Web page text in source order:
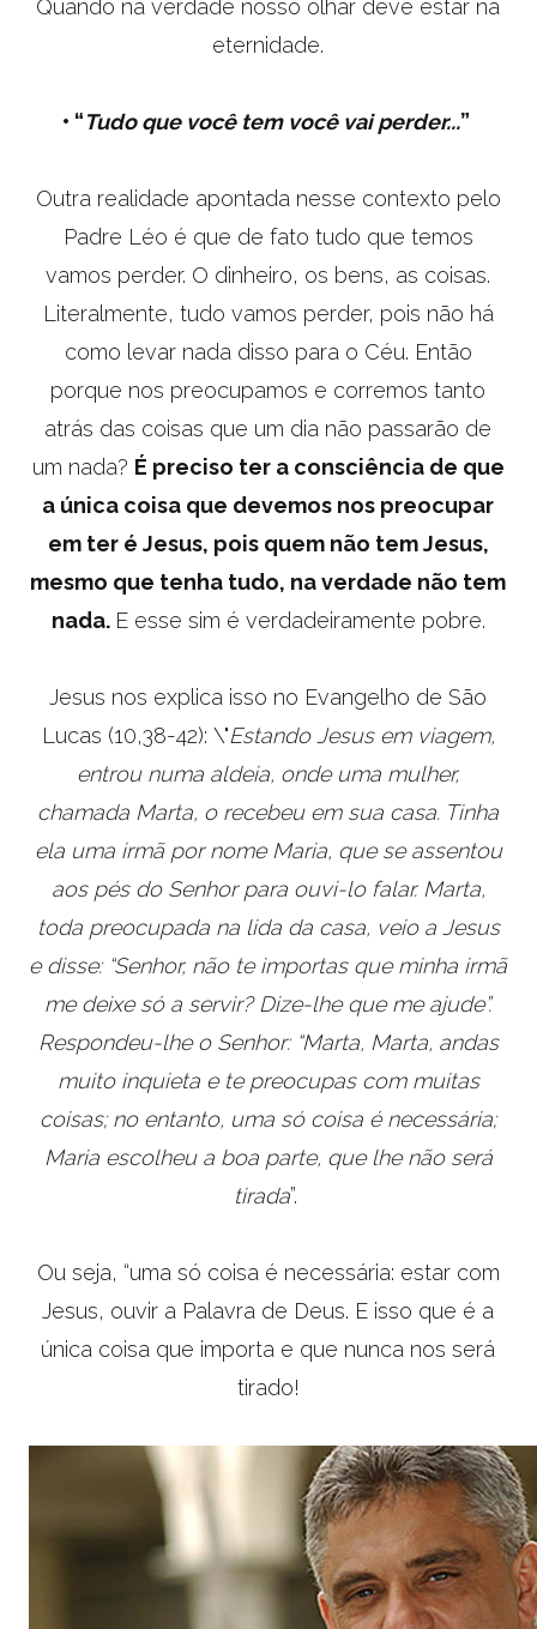
Quando na verdade nosso olhar deve estar na
eternidade.
• “Tudo que você tem você vai perder...”
Outra realidade apontada nesse contexto pelo
Padre Léo é que de fato tudo que temos
vamos perder. O dinheiro, os bens, as coisas.
Literalmente, tudo vamos perder, pois não há
como levar nada disso para o Céu. Então
porque nos preocupamos e corremos tanto
atrás das coisas que um dia não passarão de
um nada? É preciso ter a consciência de que
a única coisa que devemos nos preocupar
em ter é Jesus, pois quem não tem Jesus,
mesmo que tenha tudo, na verdade não tem
nada. E esse sim é verdadeiramente pobre.
Jesus nos explica isso no Evangelho de São
Lucas (10,38-42): \"Estando Jesus em viagem,
entrou numa aldeia, onde uma mulher,
chamada Marta, o recebeu em sua casa. Tinha
ela uma irmã por nome Maria, que se assentou
aos pés do Senhor para ouvi-lo falar. Marta,
toda preocupada na lida da casa, veio a Jesus
e disse: “Senhor, não te importas que minha irmã
me deixe só a servir? Dize-lhe que me ajude”.
Respondeu-lhe o Senhor: “Marta, Marta, andas
muito inquieta e te preocupas com muitas
coisas; no entanto, uma só coisa é necessária;
Maria escolheu a boa parte, que lhe não será
tirada”.
Ou seja, “uma só coisa é necessária: estar com
Jesus, ouvir a Palavra de Deus. E isso que é a
única coisa que importa e que nunca nos será
tirado!